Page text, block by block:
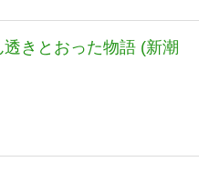
きとおった物語 (新潮